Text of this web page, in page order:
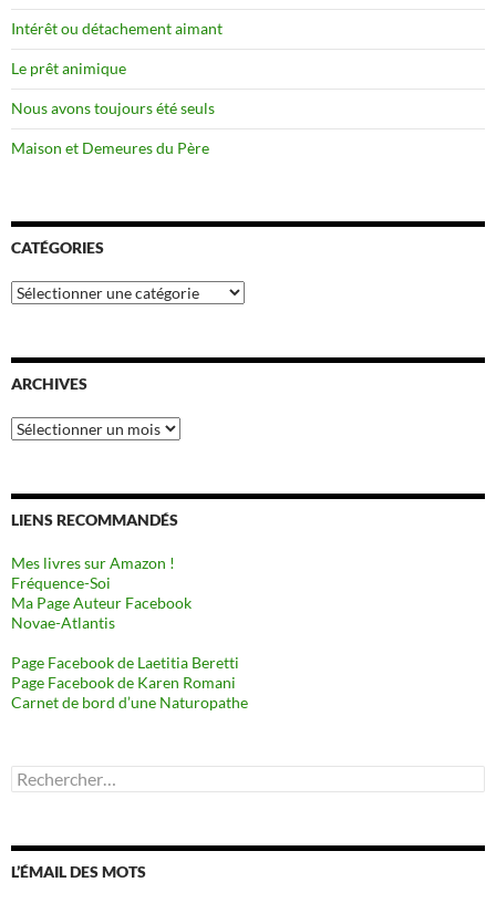
Intérêt ou détachement aimant
Le prêt animique
Nous avons toujours été seuls
Maison et Demeures du Père
CATÉGORIES
Catégories
ARCHIVES
Archives
LIENS RECOMMANDÉS
Mes livres sur Amazon !
Fréquence-Soi
Ma Page Auteur Facebook
Novae-Atlantis
Page Facebook de Laetitia Beretti
Page Facebook de Karen Romani
Carnet de bord d’une Naturopathe
Rechercher :
L’ÉMAIL DES MOTS